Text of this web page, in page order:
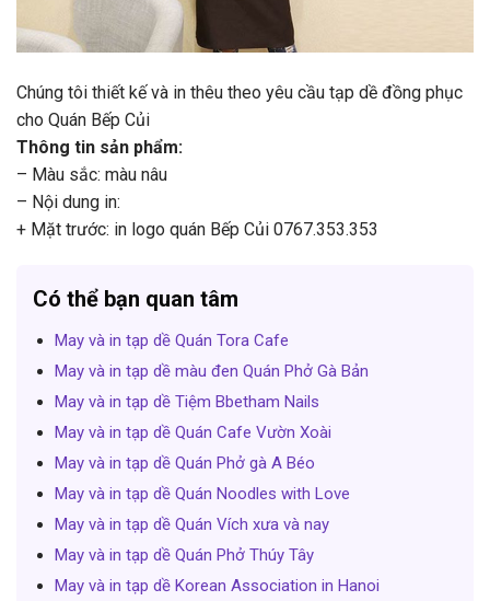
Chúng tôi thiết kế và in thêu theo yêu cầu tạp dề đồng phục
cho Quán Bếp Củi
Thông tin sản phẩm:
– Màu sắc: màu nâu
– Nội dung in:
+ Mặt trước: in logo quán Bếp Củi 0767.353.353
Có thể bạn quan tâm
May và in tạp dề Quán Tora Cafe
May và in tạp dề màu đen Quán Phở Gà Bản
May và in tạp dề Tiệm Bbetham Nails
May và in tạp dề Quán Cafe Vườn Xoài
May và in tạp dề Quán Phở gà A Béo
May và in tạp dề Quán Noodles with Love
May và in tạp dề Quán Vích xưa và nay
May và in tạp dề Quán Phở Thúy Tây
May và in tạp dề Korean Association in Hanoi